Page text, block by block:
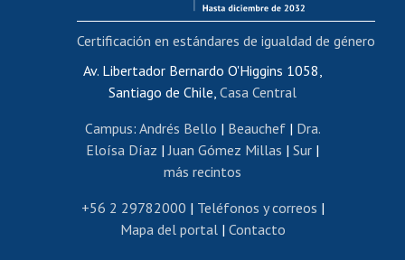
Bienestar del personal
Portal de movilidad interna
Certificado de renta
Certificado de renta honorarios
Editar páginas blancas
Extranjeras/os
Revalidación y reconocimiento de títulos
Postulación al Programa de Movilidad Estudiantil
Av. Libertador Bernardo O'Higgins 1058,
Santiago de Chile, Casa Central
Campus: Andrés Bello | Beauchef| Dra.
Eloísa Díaz |Juan Gómez Millas | Sur |
más recintos
+56 2 29782000 | Teléfonos y correos |
Mapa del portal| Contacto
Certificación en estándares de igualdad de género